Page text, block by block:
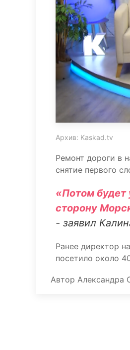
Архив: Kaskad.tv
Ремонт дороги в
снятие первого
«Потом будет
сторону
- заявил
Ранее директор
посетило около
Автор Александра